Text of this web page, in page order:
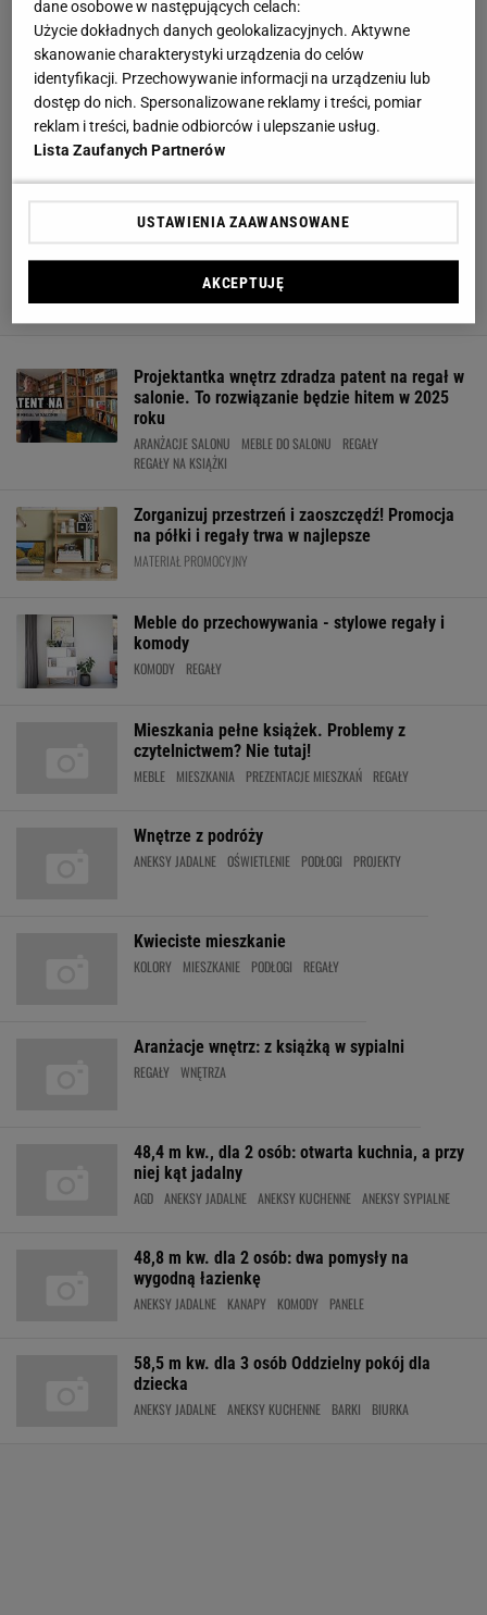
Projektantka wnętrz zdradza patent na regał w
salonie. To rozwiązanie będzie hitem w 2025
roku
ARANŻACJE SALONU MEBLE DO SALONU
REGAŁY
REGAŁY NA KSIĄŻKI
Zorganizuj przestrzeń i zaoszczędź! Promocja
na półki i regały trwa w najlepsze
MATERIAŁ PROMOCYJNY
Meble do przechowywania - stylowe regały i
komody
KOMODY REGAŁY
Mieszkania pełne książek. Problemy z
czytelnictwem? Nie tutaj!
MEBLE MIESZKANIA PREZENTACJE MIESZKAŃ REGAŁY
Wnętrze z podróży
ANEKSY JADALNE OŚWIETLENIE PODŁOGI PROJEKTY
Kwieciste mieszkanie
KOLORY MIESZKANIE PODŁOGI REGAŁY
Aranżacje wnętrz: z książką w sypialni
REGAŁY WNĘTRZA
48,4 m kw., dla 2 osób: otwarta kuchnia, a przy
niej kąt jadalny
AGD ANEKSY JADALNE ANEKSY KUCHENNE ANEKSY SYPIALNE
48,8 m kw. dla 2 osób: dwa pomysły na
wygodną łazienkę
ANEKSY JADALNE KANAPY KOMODY PANELE
58,5 m kw. dla 3 osób Oddzielny pokój dla
dziecka
ANEKSY JADALNE ANEKSY KUCHENNE BARKI BIURKA
dane osobowe w następujących celach:
Użycie dokładnych danych geolokalizacyjnych. Aktywne
skanowanie charakterystyki urządzenia do celów
identyfikacji. Przechowywanie informacji na urządzeniu lub
dostęp do nich. Spersonalizowane reklamy i treści, pomiar
reklam i treści, badnie odbiorców i ulepszanie usług.
Lista Zaufanych Partnerów
USTAWIENIA ZAAWANSOWANE
AKCEPTUJĘ